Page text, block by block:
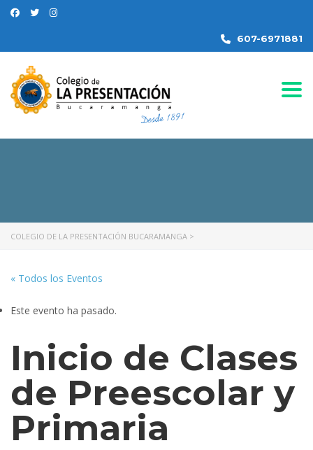
607-6971881
COLEGIO DE LA PRESENTACIÓN BUCARAMANGA >
« Todos los Eventos
Este evento ha pasado.
Inicio de Clases
de Preescolar y
Primaria